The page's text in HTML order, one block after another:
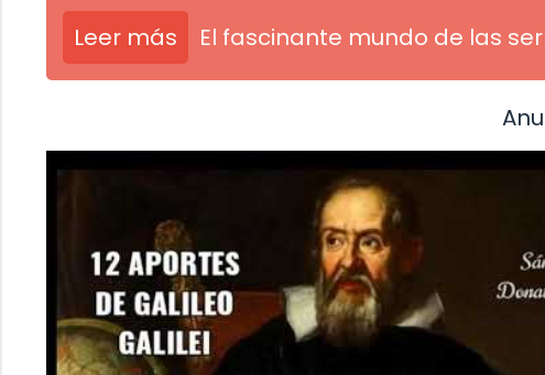
Leer más El fascinante mundo de las